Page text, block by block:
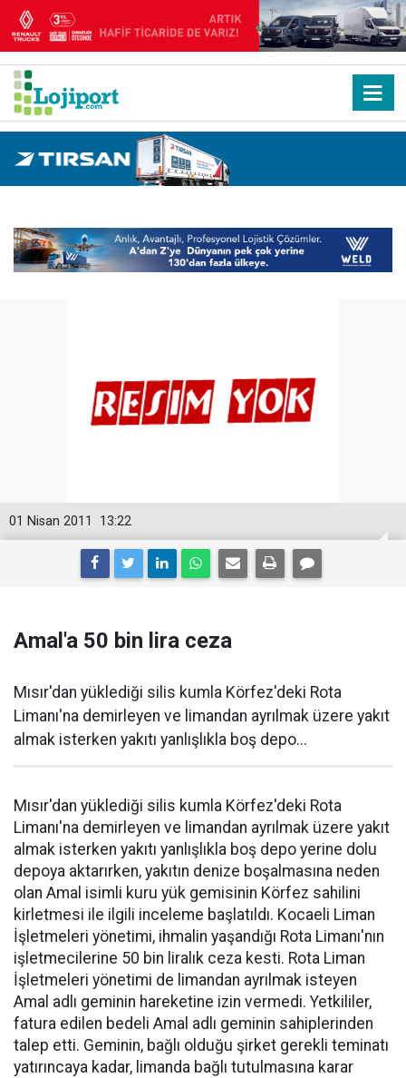
13:22
01 Nisan 2011
Amal'a 50 bin lira ceza
Mısır'dan yüklediği silis kumla Körfez'deki Rota
Limanı'na demirleyen ve limandan ayrılmak üzere yakıt
almak isterken yakıtı yanlışlıkla boş depo...
Mısır'dan yüklediği silis kumla Körfez'deki Rota
Limanı'na demirleyen ve limandan ayrılmak üzere yakıt
almak isterken yakıtı yanlışlıkla boş depo yerine dolu
depoya aktarırken, yakıtın denize boşalmasına neden
olan Amal isimli kuru yük gemisinin Körfez sahilini
kirletmesi ile ilgili inceleme başlatıldı. Kocaeli Liman
İşletmeleri yönetimi, ihmalin yaşandığı Rota Limanı'nın
işletmecilerine 50 bin liralık ceza kesti. Rota Liman
İşletmeleri yönetimi de limandan ayrılmak isteyen
Amal adlı geminin hareketine izin vermedi. Yetkililer,
fatura edilen bedeli Amal adlı geminin sahiplerinden
talep etti. Geminin, bağlı olduğu şirket gerekli teminatı
yatırıncaya kadar, limanda bağlı tutulmasına karar